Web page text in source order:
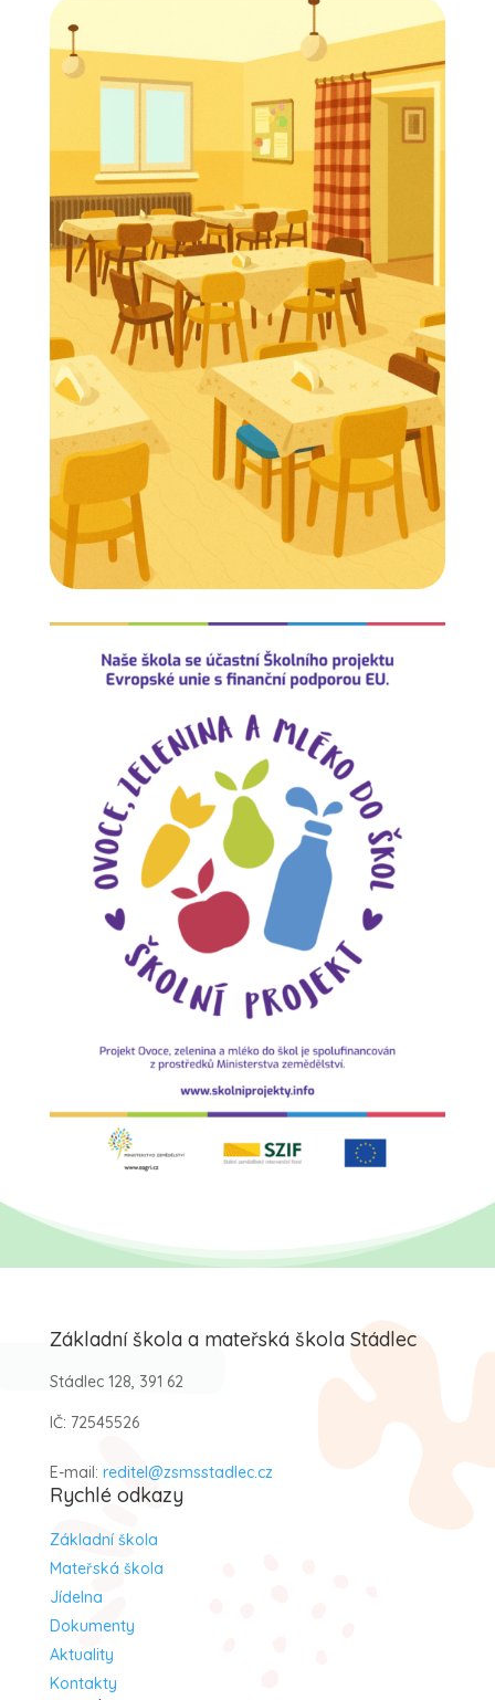
Základní škola a mateřská škola Stádlec
Stádlec 128, 391 62
IČ: 72545526
E-mail: reditel@zsmsstadlec.cz
Rychlé odkazy
Základní škola
Mateřská škola
Jídelna
Dokumenty
Aktuality
Kontakty